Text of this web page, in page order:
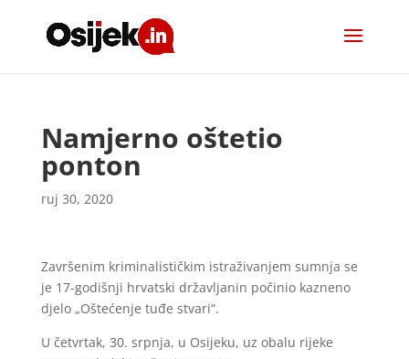
Namjerno oštetio
ponton
ruj 30, 2020
Završenim kriminalističkim istraživanjem sumnja se
je 17-godišnji hrvatski državljanin počinio kazneno
djelo „Oštećenje tuđe stvari“.
U četvrtak, 30. srpnja, u Osijeku, uz obalu rijeke